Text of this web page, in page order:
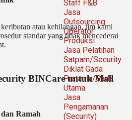
Staff F&B
Jasa
Outsourcing
Operator
Produksi
Jasa Pelatihan
Satpam/Security
Diklat Gada
Pratama/Gada
Utama
Jasa
Pengamanan
(Security)
atau kehilangan, tim kami
standar yang tidak mencederai
BINCare untuk Mall
Ramah